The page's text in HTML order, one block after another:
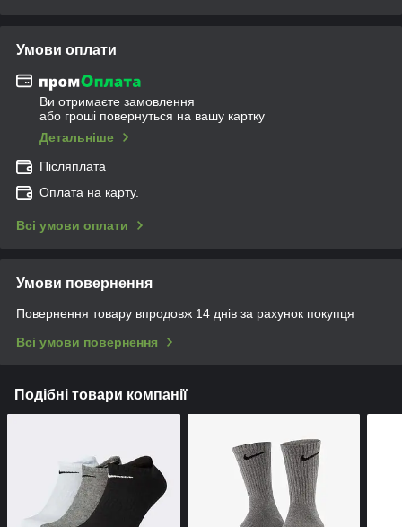
Умови оплати
Ви отримаєте замовлення
або гроші повернуться на вашу картку
Детальніше
Післяплата
Оплата на карту.
Всі умови оплати
Умови повернення
Повернення товару впродовж 14 днів за рахунок покупця
Всі умови повернення
Подібні товари компанії